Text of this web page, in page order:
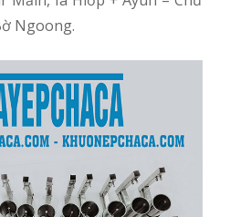
Ngoong.